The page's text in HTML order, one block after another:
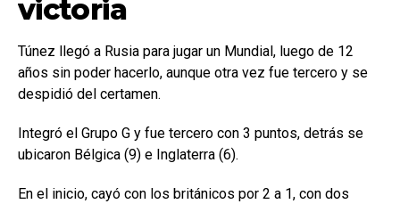
victoria
Túnez llegó a Rusia para jugar un Mundial, luego de 12
años sin poder hacerlo, aunque otra vez fue tercero y se
despidió del certamen.
Integró el Grupo G y fue tercero con 3 puntos, detrás se
ubicaron Bélgica (9) e Inglaterra (6).
En el inicio, cayó con los británicos por 2 a 1, con dos